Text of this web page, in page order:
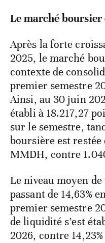
Le marché
Après la forte
2025, le marché
contexte de
premier semestre
Ainsi, au 30 juin
établi à 18.217,27
sur le semestre,
boursière est restée
MMDH, contre
Le niveau moyen
passant de 14,63%
premier semestre
de liquidité s’est
2026, contre